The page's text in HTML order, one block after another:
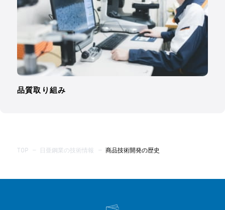
品質取り組み
TOP — 日亜鋼業の技術情報 — 商品技術開発の歴史